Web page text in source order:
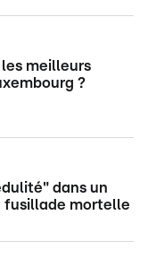
meilleurs
?
dans un
fusillade mortelle